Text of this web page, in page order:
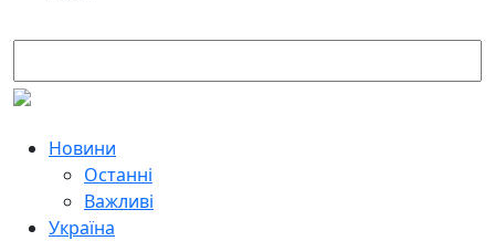
Новини
Останні
Важливі
Україна